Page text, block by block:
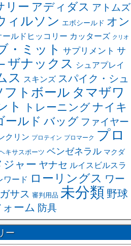
リー アディダス アトムズ
ィルソン エボシールド オン
ールドヒッコリー カッターズ クリオ
・ミット サプリメント サ
ザナックス シュアプレイ
ス スキンズ スパイク・シュ
フトボール タマザワ
ト
トレーニングナイキ
ールド バッグ ファイヤー
クリン プロテイン プロマーク プロ
キサスポーツ ベンゼネラル マクダ
ジャー ヤナセ ルイスビルスラ
ワード ローリングス ワー
サス 審判用品 未分類 野球
ーム 防具
ー